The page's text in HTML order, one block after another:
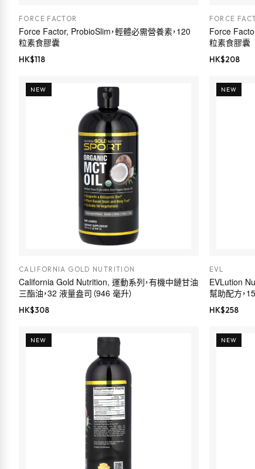
FORCE FACTOR
Force Factor, ProbioSlim，輕體必需營養素，120
粒素食膠囊
HK$118
FORCE
Force
粒素食膠囊
HK$208
NEW
CALIFORNIA GOLD NUTRITION
California Gold Nutrition, 運動系列，有機中鏈甘油
三酯油，32 液量盎司（946 毫升）
HK$308
NEW
EVL
EVLution
幫助配方，
HK$258
NEW NEW